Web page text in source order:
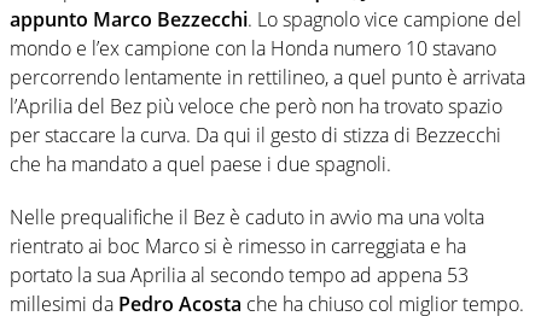
appunto Marco Bezzecchi. Lo spagnolo vice campione del
mondo e l’ex campione con la Honda numero 10 stavano
percorrendo lentamente in rettilineo, a quel punto è arrivata
l’Aprilia del Bez più veloce che però non ha trovato spazio
per staccare la curva. Da qui il gesto di stizza di Bezzecchi
che ha mandato a quel paese i due spagnoli.
Nelle prequalifiche il Bez è caduto in avvio ma una volta
rientrato ai boc Marco si è rimesso in carreggiata e ha
portato la sua Aprilia al secondo tempo ad appena 53
millesimi da Pedro Acosta che ha chiuso col miglior tempo.